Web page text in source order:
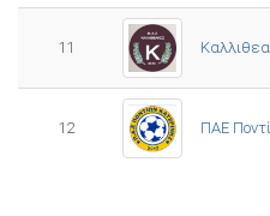
11
12 ΠΑΕ